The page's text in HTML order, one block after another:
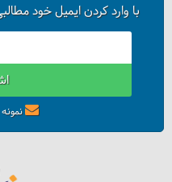
با وارد کردن ایمیل خود